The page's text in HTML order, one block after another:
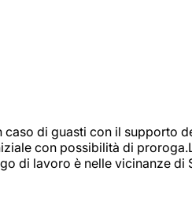
di guasti con il supporto
con possibilità di
di lavoro è nelle vicinanze di